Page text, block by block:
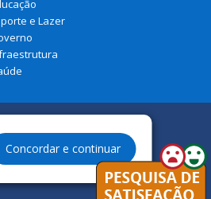
e Lazer
Do Maranhão
Concordar e continuar